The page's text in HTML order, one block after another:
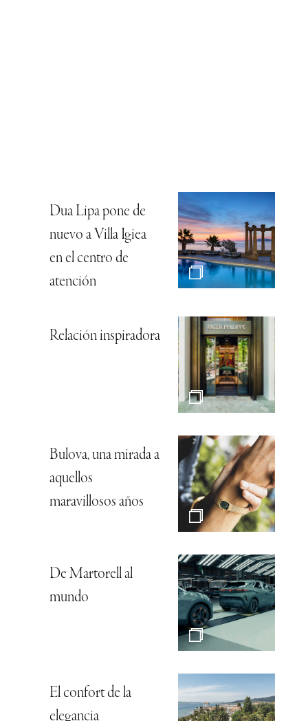
Dua Lipa pone de
nuevo a Villa Igiea
en el centro de
atención
Relación inspiradora
Bulova, una mirada a
aquellos
maravillosos años
De Martorell al
mundo
El confort de la
elegancia